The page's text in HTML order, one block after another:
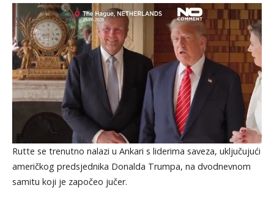
Rutte se trenutno nalazi u Ankari s liderima saveza, uključujući
američkog predsjednika Donalda Trumpa, na dvodnevnom
samitu koji je započeo jučer.